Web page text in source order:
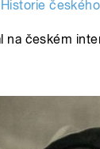
Historie
na českém